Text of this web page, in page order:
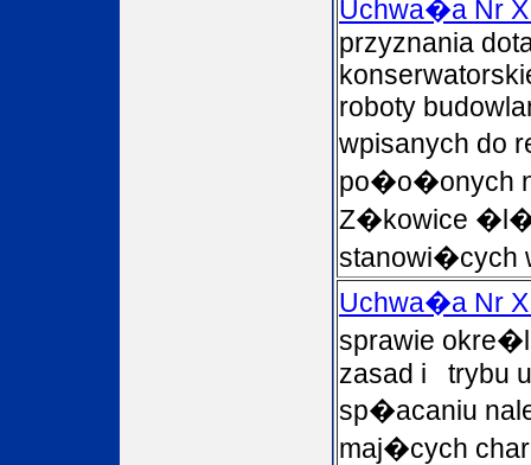
Uchwa�a Nr
przyznania
roboty
wpisanych do
po�o�onych
Z�kowice
stanowi�cych
Uchwa�a Nr
sprawie
zasad i trybu
sp�acaniu
maj�cych